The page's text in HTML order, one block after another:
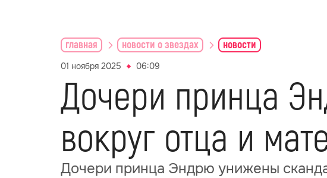
главная новости о звездах новости
01 ноября 2025 06:09
Дочери принца
вокруг отца и
Дочери принца Эндрю унижены